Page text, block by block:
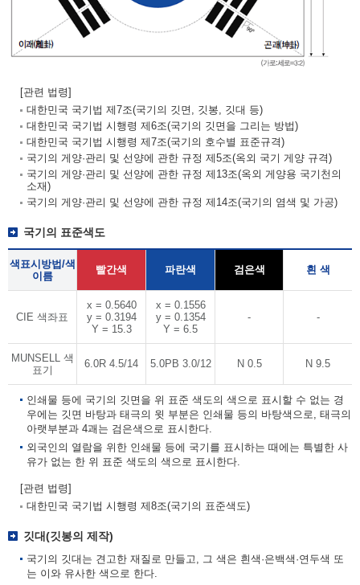
[관련 법령]
대한민국 국기법 제7조(국기의 깃면, 깃봉, 깃대 등)
대한민국 국기법 시행령 제6조(국기의 깃면을 그리는 방법)
대한민국 국기법 시행령 제7조(국기의 호수별 표준규격)
국기의 게양·관리 및 선양에 관한 규정 제5조(옥외 국기 게양 규격)
국기의 게양·관리 및 선양에 관한 규정 제13조(옥외 게양용 국기천의
소재)
국기의 게양·관리 및 선양에 관한 규정 제14조(국기의 염색 및 가공)
국기의 표준색도
색표시방법/색
이름
빨간색 파란색 검은색 흰 색
CIE 색좌표
x = 0.5640
y = 0.3194
Y = 15.3
x = 0.1556
y = 0.1354
Y = 6.5
- -
MUNSELL 색
표기
6.0R 4.5/14 5.0PB 3.0/12 N 0.5 N 9.5
인쇄물 등에 국기의 깃면을 위 표준 색도의 색으로 표시할 수 없는 경
우에는 깃면 바탕과 태극의 윗 부분은 인쇄물 등의 바탕색으로, 태극의
아랫부분과 4괘는 검은색으로 표시한다.
외국인의 열람을 위한 인쇄물 등에 국기를 표시하는 때에는 특별한 사
유가 없는 한 위 표준 색도의 색으로 표시한다.
[관련 법령]
대한민국 국기법 시행령 제8조(국기의 표준색도)
깃대(깃봉의 제작)
국기의 깃대는 견고한 재질로 만들고, 그 색은 흰색·은백색·연두색 또
는 이와 유사한 색으로 한다.